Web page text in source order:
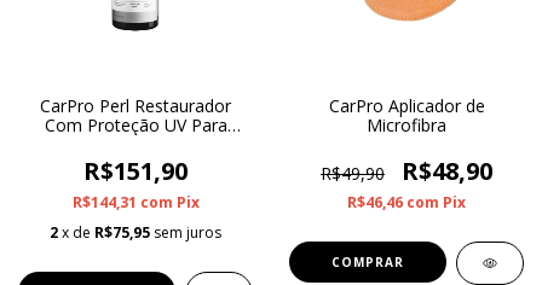
CarPro Perl Restaurador
Com Proteção UV Para
Couro 500ml
R$151,90
R$144,31 com Pix
2x de R$75,95 sem juros
CarPro Aplicador de
Microfibra
R$49,90 R$48,90
R$46,46 com Pix